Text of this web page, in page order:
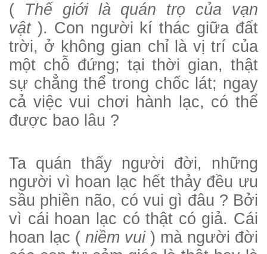
( Thế giới là quán trọ của vạn
vật). Con người kí thác giữa đất
trời, ở không gian chỉ là vị trí của
một chỗ đứng; tại thời gian, thật
sự chẳng thể trong chốc lát; ngay
cả việc vui chơi hành lạc, có thể
được bao lâu ?
Ta quán thấy người đời, những
người vì hoan lạc hết thảy đều ưu
sầu phiền não, có vui gì đâu ? Bởi
vì cái hoan lạc có thật có giả. Cái
hoan lạc ( niềm vui) mà người đời